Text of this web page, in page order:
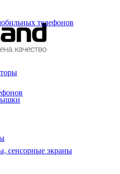
телефонов
сенсорные экраны